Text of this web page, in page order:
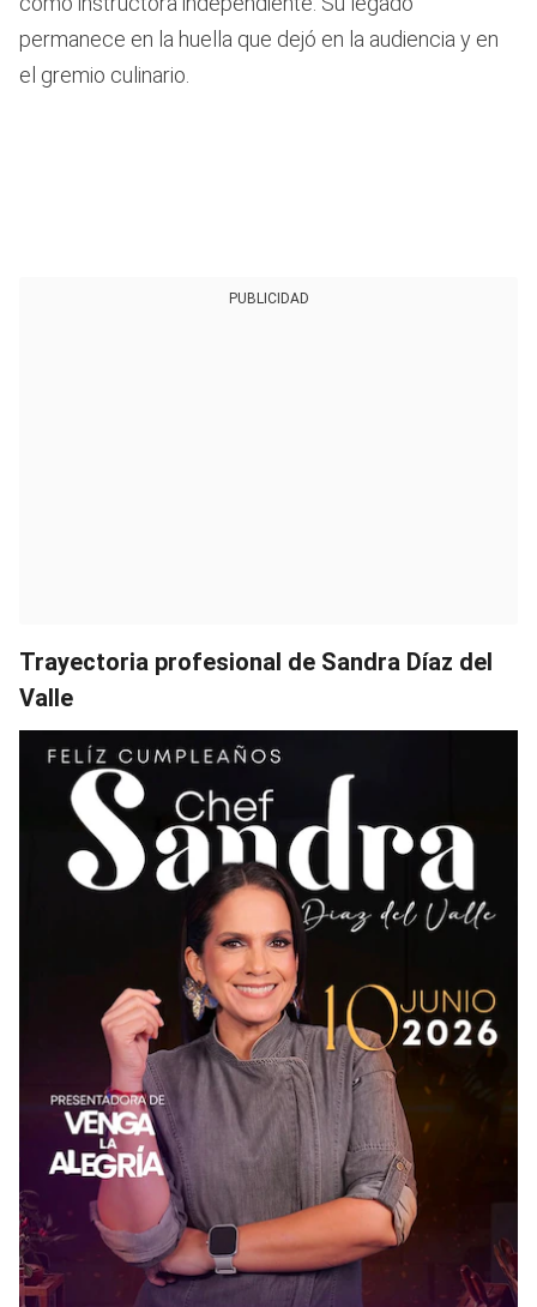
permanece en la huella que dejó en la audiencia y en
el gremio culinario.
PUBLICIDAD
Trayectoria profesional de Sandra Díaz del
Valle